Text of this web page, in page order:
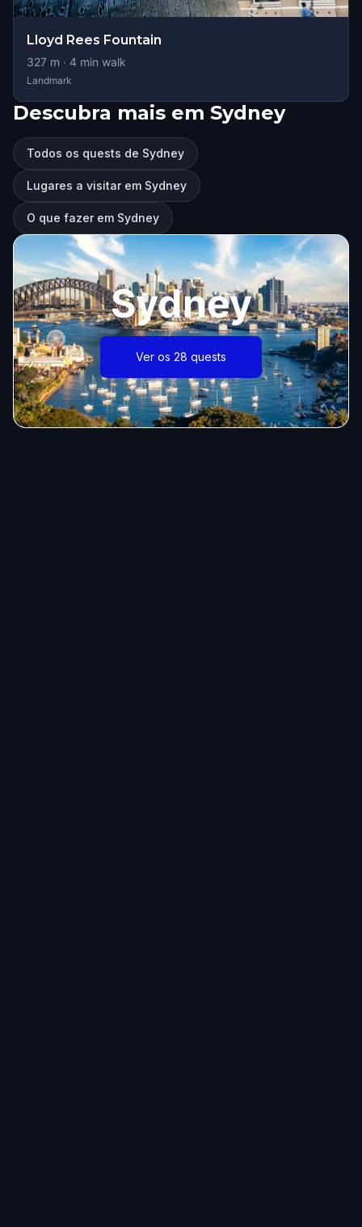
Lloyd Rees Fountain
327 m · 4 min walk
Landmark
Descubra mais em Sydney
Todos os quests de Sydney
Lugares a visitar em Sydney
O que fazer em Sydney
Sydney
Ver os 28 quests